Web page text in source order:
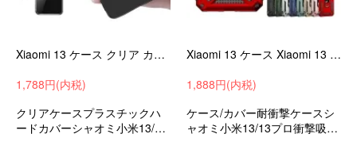
Xiaomi 13 ケース クリア カバー 透明 Xiaomi 13 pro ハードケース シャオミ 小米 13/13 プロ おすすめ おしゃれ ケース/カバー シャオミー
1,788円(内税)
クリアケースプラスチックハ
ードカバーシャオミ小米13/13
Xiaomi 13 ケース Xiaomi 13 Pro 耐衝撃 カバー 一体型スマホリング付き マグネット式車載ホルダー対応 スタンド機能 リング付き 2重構造
1,888円(内税)
ケース/カバー耐衝撃ケースシ
ャオミ小米13/13プロ衝撃吸収